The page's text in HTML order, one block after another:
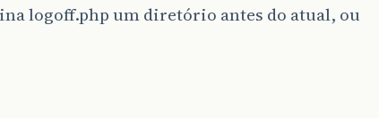
logoff.php um diretório antes do atual, ou